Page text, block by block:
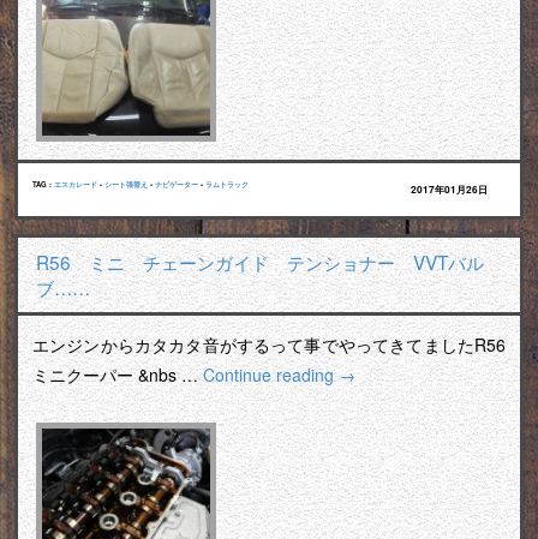
TAG : エスカレード • シート張替え • ナビゲーター • ラムトラック 2017年01月26日
R56 ミニ チェーンガイド テンショナー VVTバル
ブ……
エンジンからカタカタ音がするって事でやってきてましたR56
ミニクーパー &nbs …Continue reading→